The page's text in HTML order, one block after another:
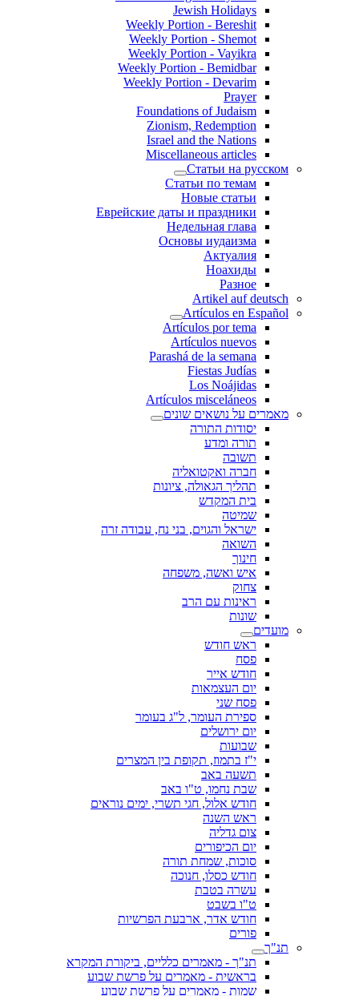
Jewish Holidays
Weekly Portion - Bereshit
Weekly Portion - Shemot
Weekly Portion - Vayikra
Weekly Portion - Bemidbar
Weekly Portion - Devarim
Prayer
Foundations of Judaism
Zionism, Redemption
Israel and the Nations
Miscellaneous articles
Статьи на русском
Статьи по темам
Новые статьи
Еврейские даты и праздники
Недельная глава
Основы иудаизма
Актуалия
Ноахиды
Разное
Artikel auf deutsch
Artículos en Español
Artículos por tema
Artículos nuevos
Parashá de la semana
Fiestas Judías
Los Noájidas
Artículos misceláneos
מאמרים על נושאים שונים
יסודות התורה
תורה ומדע
תשובה
חברה ואקטואליה
תהליך הגאולה, ציונות
בית המקדש
שמיטה
ישראל והגוים, בני נח, עבודה זרה
השואה
חינוך
איש ואשה, משפחה
צחוק
ראינות עם הרב
שונות
מועדים
ראש חודש
פסח
חודש אייר
יום העצמאות
פסח שני
ספירת העומר, ל"ג בעומר
יום ירושלים
שבועות
י"ז בתמוז, תקופת בין המצרים
תשעה באב
שבת נחמו, ט"ו באב
חודש אלול, חגי תשרי, ימים נוראים
ראש השנה
צום גדליה
יום הכיפורים
סוכות, שמחת תורה
חודש כסלו, חנוכה
עשרה בטבת
ט"ו בשבט
חודש אדר, ארבעת הפרשיות
פורים
תנ"ך
תנ"ך - מאמרים כלליים, ביקורת המקרא
בראשית - מאמרים על פרשת שבוע
שמות - מאמרים על פרשת שבוע